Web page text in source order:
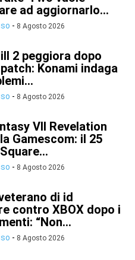
ad aggiornarlo...
- 8 Agosto 2026
2 peggiora dopo
Konami indaga
- 8 Agosto 2026
VII Revelation
Gamescom: il 25
- 8 Agosto 2026
di id
contro XBOX dopo i
“Non...
- 8 Agosto 2026